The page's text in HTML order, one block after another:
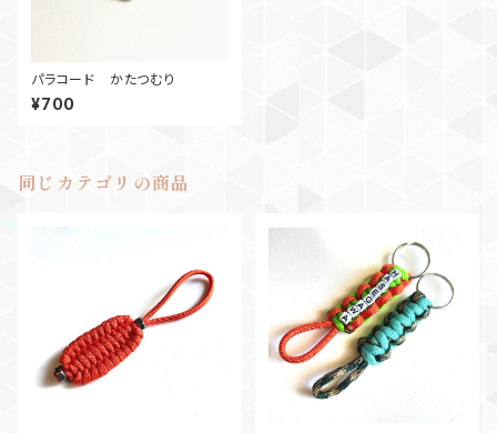
パラコード かたつむり
¥700
同じカテゴリの商品